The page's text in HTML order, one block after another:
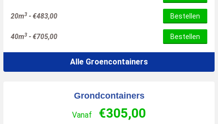
20m3 -€483,00 Bestellen
40m3 -€705,00 Bestellen
Alle Groencontainers
Grondcontainers
Vanaf €305,00